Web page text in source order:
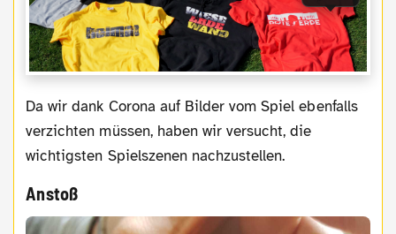
Da wir dank Corona auf Bilder vom Spiel ebenfalls
verzichten müssen, haben wir versucht, die
wichtigsten Spielszenen nachzustellen.
Anstoß